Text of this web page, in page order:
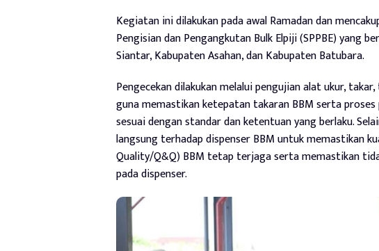
Kegiatan ini dilakukan pada awal Ramadan dan
Pengisian dan Pengangkutan Bulk Elpiji (SPPBE) yang
Siantar, Kabupaten Asahan, dan Kabupaten Batubara.
Pengecekan dilakukan melalui pengujian alat ukur,
guna memastikan ketepatan takaran BBM serta proses
sesuai dengan standar dan ketentuan yang berlaku.
langsung terhadap dispenser BBM untuk memastikan
Quality/Q&Q) BBM tetap terjaga serta memastikan
pada dispenser.